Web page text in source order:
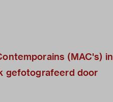
(MAC's) in
gefotografeerd door